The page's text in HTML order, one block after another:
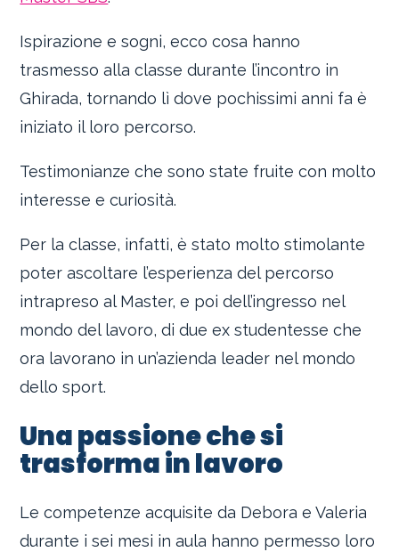
Ispirazione e sogni, ecco cosa hanno
trasmesso alla classe durante l’incontro in
Ghirada, tornando lì dove pochissimi anni fa è
iniziato il loro percorso.
Testimonianze che sono state fruite con molto
interesse e curiosità.
Per la classe, infatti, è stato molto stimolante
poter ascoltare l’esperienza del percorso
intrapreso al Master, e poi dell’ingresso nel
mondo del lavoro, di due ex studentesse che
ora lavorano in un’azienda leader nel mondo
dello sport.
Una passione che si
trasforma in lavoro
Le competenze acquisite da Debora e Valeria
durante i sei mesi in aula hanno permesso loro